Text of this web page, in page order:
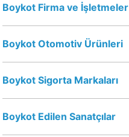
Boykot Firma ve İşletmeler
Boykot Otomotiv Ürünleri
Boykot Sigorta Markaları
Boykot Edilen Sanatçılar